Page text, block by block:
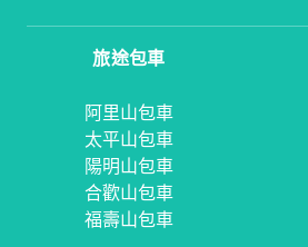
旅途包車
阿里山包車
太平山包車
陽明山包車
合歡山包車
福壽山包車